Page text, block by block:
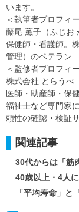
います。
＜執筆者プロフィ
藤尾 薫子（ふじお
保健師・看護師。
管理）のベテラン
＜監修者プロフィ
株式会社 とらうべ
医師・助産師・保
福祉士など専門家
頼性の確認・検証
関連記事
30代からは「筋
40歳以上・4人
「平均寿命」